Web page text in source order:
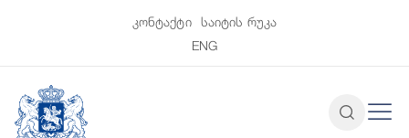
კონტაქტი
საიტის რუკა
ENG